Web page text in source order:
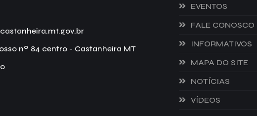
nº 84 centro - Castanheira MT
EVENTOS
FALE CONOSCO
INFORMATIVOS
MAPA DO SITE
NOTÍCIAS
VÍDEOS